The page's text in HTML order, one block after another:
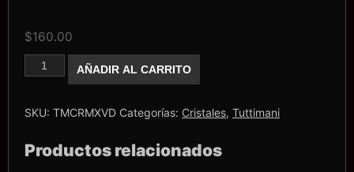
$160.00
Cristal
tuttimani
Figuras
cantidad
AÑADIR AL CARRITO
SKU: TMCRMXVD Categorías: Cristales, Tuttimani
Productos relacionados